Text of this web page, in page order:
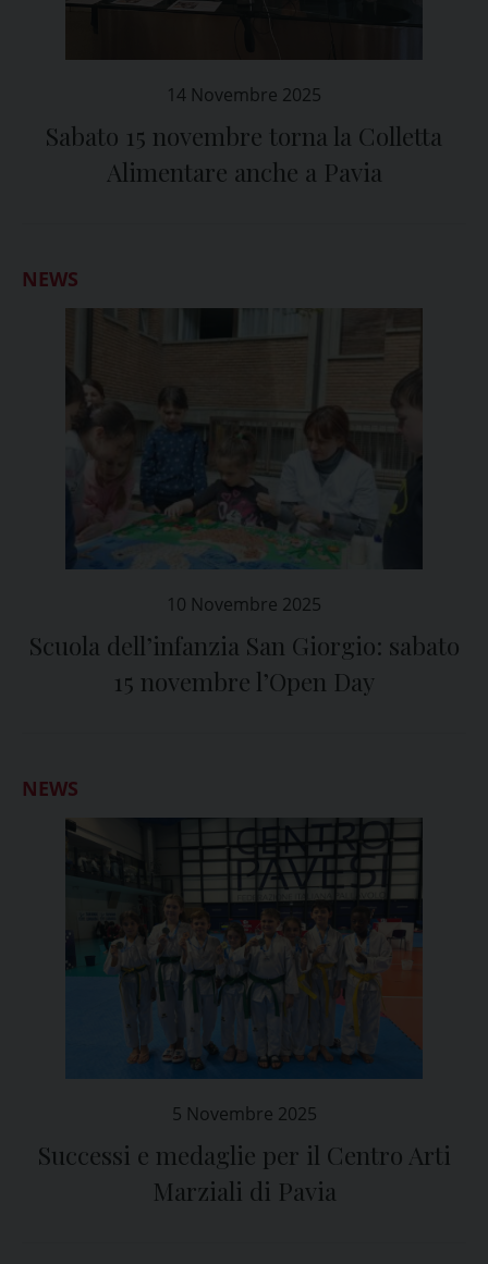
14 Novembre 2025
Sabato 15 novembre torna la Colletta
Alimentare anche a Pavia
NEWS
10 Novembre 2025
Scuola dell’infanzia San Giorgio: sabato
15 novembre l’Open Day
NEWS
5 Novembre 2025
Successi e medaglie per il Centro Arti
Marziali di Pavia